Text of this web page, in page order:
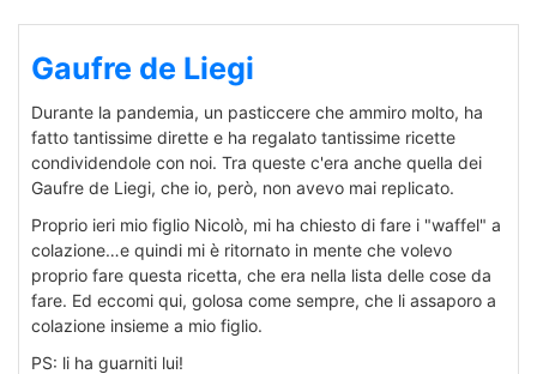
Gaufre de Liegi
Durante la pandemia, un pasticcere che ammiro molto, ha
fatto tantissime dirette e ha regalato tantissime ricette
condividendole con noi. Tra queste c'era anche quella dei
Gaufre de Liegi, che io, però, non avevo mai replicato.
Proprio ieri mio figlio Nicolò, mi ha chiesto di fare i "waffel" a
colazione…e quindi mi è ritornato in mente che volevo
proprio fare questa ricetta, che era nella lista delle cose da
fare. Ed eccomi qui, golosa come sempre, che li assaporo a
colazione insieme a mio figlio.
PS: li ha guarniti lui!